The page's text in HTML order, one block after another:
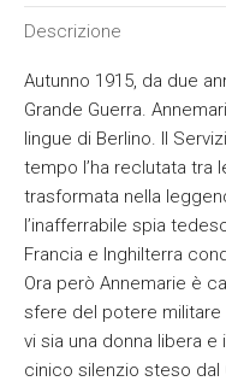
Descrizione
Autunno 1915, da due
Grande Guerra.
lingue di Berlino. Il
tempo l’ha reclutata tra
trasformata nella
l’inafferrabile spia
Francia e Inghilterra
Ora però Annemarie è
sfere del potere
vi sia una donna libera
cinico silenzio steso dal